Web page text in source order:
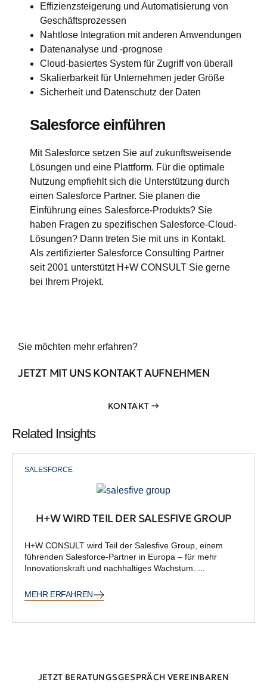
Effizienzsteigerung und Automatisierung von
Geschäftsprozessen
Nahtlose Integration mit anderen Anwendungen
Datenanalyse und -prognose
Cloud-basiertes System für Zugriff von überall
Skalierbarkeit für Unternehmen jeder Größe
Sicherheit und Datenschutz der Daten
Salesforce einführen
Mit Salesforce setzen Sie auf zukunftsweisende
Lösungen und eine Plattform. Für die optimale
Nutzung empfiehlt sich die Unterstützung durch
einen Salesforce Partner. Sie planen die
Einführung eines Salesforce-Produkts? Sie
haben Fragen zu spezifischen Salesforce-Cloud-
Lösungen? Dann treten Sie mit uns in Kontakt.
Als zertifizierter Salesforce Consulting Partner
seit 2001 unterstützt H+W CONSULT Sie gerne
bei Ihrem Projekt.
Sie möchten mehr erfahren?
JETZT MIT UNS KONTAKT AUFNEHMEN
KONTAKT →
Related Insights
SALESFORCE
H+W WIRD TEIL DER SALESFIVE GROUP
H+W CONSULT wird Teil der Salesfive Group, einem
führenden Salesforce-Partner in Europa – für mehr
Innovationskraft und nachhaltiges Wachstum. ...
MEHR ERFAHREN
JETZT BERATUNGSGESPRÄCH VEREINBAREN